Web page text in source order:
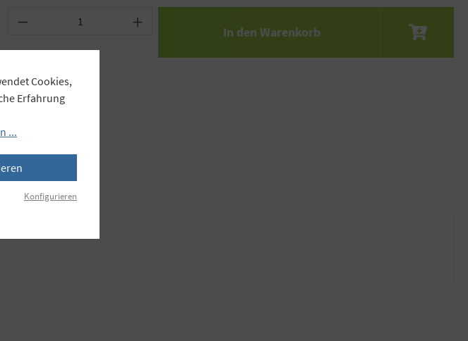
Produkt Anzahl: Gib den gewünschten Wert ein oder benutze
In den Warenkorb
Cookies,
Erfahrung
...
Konfigurieren